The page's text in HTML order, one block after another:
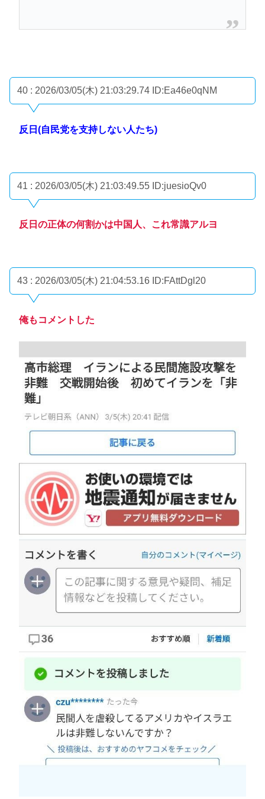
40 : 2026/03/05(木) 21:03:29.74 ID:Ea46e0qNM
反日(自民党を支持しない人たち)
41 : 2026/03/05(木) 21:03:49.55 ID:juesioQv0
反日の正体の何割かは中国人、これ常識アルヨ
43 : 2026/03/05(木) 21:04:53.16 ID:FAttDgl20
俺もコメントした